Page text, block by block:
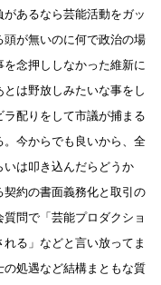
あるなら芸能活動をガッ
が無いのに何で政治の場
念押ししなかった維新に
は野放しみたいな事をし
配りをして市議が捕まる
今からでも良いから、全
は叩き込んだらどうか
契約の書面義務化と取引の
問で「芸能プロダクショ
る」などと言い放ってま
処遇など結構まともな質